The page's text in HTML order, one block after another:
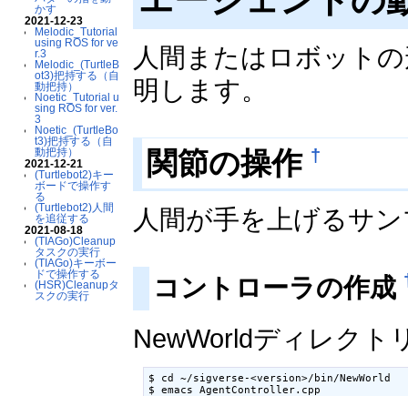
かす
2021-12-23
Melodic_Tutorial
using ROS for ve
r.3
Melodic_(TurtleB
ot3)把持する（自
動把持）
Noetic_Tutorial u
sing ROS for ver.
3
Noetic_(TurtleBo
t3)把持する（自
動把持）
2021-12-21
(Turtlebot2)キー
ボードで操作す
る
(Turtlebot2)人間
を追従する
2021-08-18
(TIAGo)Cleanup
タスクの実行
(TIAGo)キーボー
ドで操作する
(HSR)Cleanupタ
スクの実行
人間またはロボット
明します。
関節の操作 †
人間が手を上げるサ
コントローラの作成
NewWorldディレクト
$ cd ~/sigverse-<version>/bin/NewWorld
$ emacs AgentController.cpp